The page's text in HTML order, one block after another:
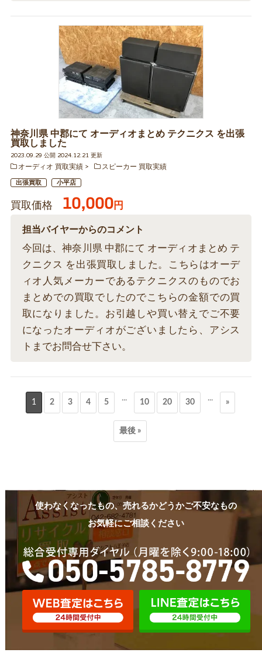
神奈川県 中郡にて オーディオまとめ テクニクス を出張
買取しました
2023.09.29 公開 2024.12.21 更新
オーディオ 買取実績
スピーカー 買取実績
出張買取 小平店
買取価格 10,000円
担当バイヤーからのコメント
今回は、神奈川県 中郡にて オーディオまとめ テ
クニクス を出張買取しました。こちらはオーデ
ィオ人気メーカーであるテクニクスのものでお
まとめでの買取でしたのでこちらの金額での買
取になりました。お引越しや買い替えでご不要
になったオーディオがございましたら、アシス
トまでお問合せ下さい。
1 2 3 4 5 ... 10 20 30 ... »
最後 »
使わなくなったもの、売れるかどうかご不安なもの
お気軽にご相談ください